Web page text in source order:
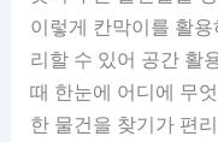
이렇게 칸막이를 활
리할 수 있어 공간 활
때 한눈에 어디에 무
한 물건을 찾기가 편